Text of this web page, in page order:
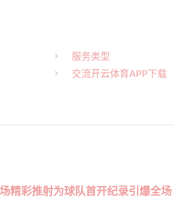
服务类型
交流开云体育APP下载
精彩推射为球队首开纪录引爆全场